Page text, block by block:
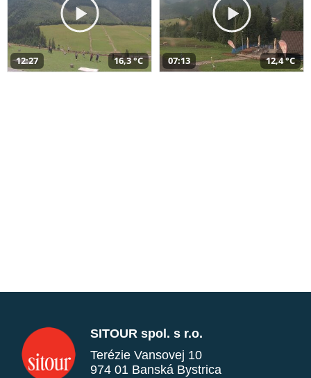
12:27 16,3 °C 07:13 12,4 °C
SITOUR spol. s r.o.
Terézie Vansovej 10
974 01 Banská Bystrica